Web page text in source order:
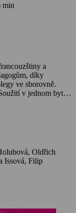
min
a
díky
ve sborovně.
v jednom bytě s
syna Adama i
čas. A
seznámí s
normálně a naplno
rozchodů a návratů,
Na otázku, kde
odpovídá:
shýbnout,“ ale v
užívání